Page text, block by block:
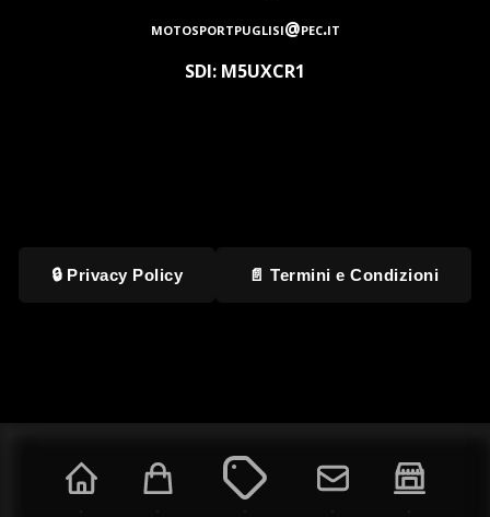
motosportpuglisi@pec.it
SDI: M5UXCR1
🔒 Privacy Policy 📄 Termini e Condizioni